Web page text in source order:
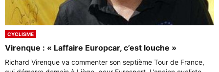
CYCLISME
Virenque : « Laffaire Europcar, c’est louche »
Richard Virenque va commenter son septième Tour de France,